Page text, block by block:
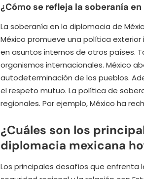
¿Cómo se refleja la soberanía
La soberanía en la diplomacia de
México promueve una política
en asuntos internos de otros países.
organismos internacionales. México
autodeterminación de los pueblos.
el respeto mutuo. La política de
regionales. Por ejemplo, México ha
¿Cuáles son los
diplomacia mexicana
Los principales desafíos que enfrenta